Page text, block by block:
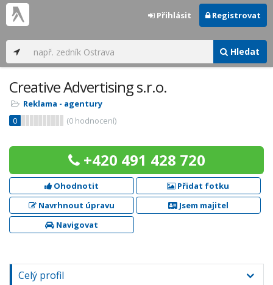
Hledat
Přihlásit Registrovat
Creative Advertising s.r.o.
Reklama - agentury
0
(0 hodnocení)
+420 491 428 720
Ohodnotit
Přidat fotku
Navrhnout úpravu
Jsem majitel
Navigovat
Celý profil